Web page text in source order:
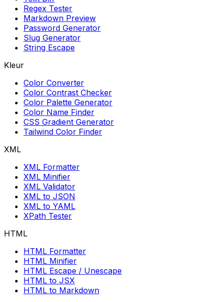
Regex Tester
Markdown Preview
Password Generator
Slug Generator
String Escape
Kleur
Color Converter
Color Contrast Checker
Color Palette Generator
Color Name Finder
CSS Gradient Generator
Tailwind Color Finder
XML
XML Formatter
XML Minifier
XML Validator
XML to JSON
XML to YAML
XPath Tester
HTML
HTML Formatter
HTML Minifier
HTML Escape / Unescape
HTML to JSX
HTML to Markdown